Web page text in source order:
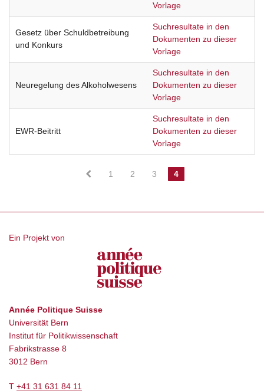
Vorlage
Gesetz über Schuldbetreibung
und Konkurs
Suchresultate in den
Dokumenten zu dieser
Vorlage
Neuregelung des Alkoholwesens
Suchresultate in den
Dokumenten zu dieser
Vorlage
EWR-Beitritt
Suchresultate in den
Dokumenten zu dieser
Vorlage
1 2 3 4
Ein Projekt von
Année Politique Suisse
Universität Bern
Institut für Politikwissenschaft
Fabrikstrasse 8
3012 Bern
T +41 31 631 84 11